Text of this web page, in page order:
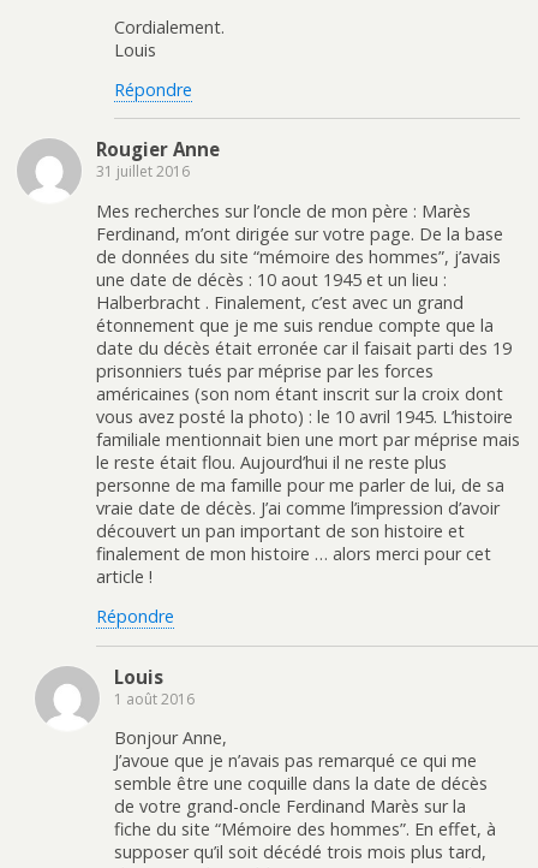
Cordialement.
Louis
Répondre
Rougier Anne
31 juillet 2016
Mes recherches sur l’oncle de mon père : Marès
Ferdinand, m’ont dirigée sur votre page. De la base
de données du site “mémoire des hommes”, j’avais
une date de décès : 10 aout 1945 et un lieu :
Halberbracht . Finalement, c’est avec un grand
étonnement que je me suis rendue compte que la
date du décès était erronée car il faisait parti des 19
prisonniers tués par méprise par les forces
américaines (son nom étant inscrit sur la croix dont
vous avez posté la photo) : le 10 avril 1945. L’histoire
familiale mentionnait bien une mort par méprise mais
le reste était flou. Aujourd’hui il ne reste plus
personne de ma famille pour me parler de lui, de sa
vraie date de décès. J’ai comme l’impression d’avoir
découvert un pan important de son histoire et
finalement de mon histoire … alors merci pour cet
article !
Répondre
Louis
1 août 2016
Bonjour Anne,
J’avoue que je n’avais pas remarqué ce qui me
semble être une coquille dans la date de décès
de votre grand-oncle Ferdinand Marès sur la
fiche du site “Mémoire des hommes”. En effet, à
supposer qu’il soit décédé trois mois plus tard,